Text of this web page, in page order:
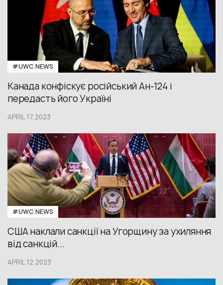
#UWС NEWS
Канада конфіскує російський Ан-124 і
передасть його Україні
APRIL 17,2023
#UWС NEWS
США наклали санкції на Угорщину за ухиляння
від санкцій...
APRIL 12,2023